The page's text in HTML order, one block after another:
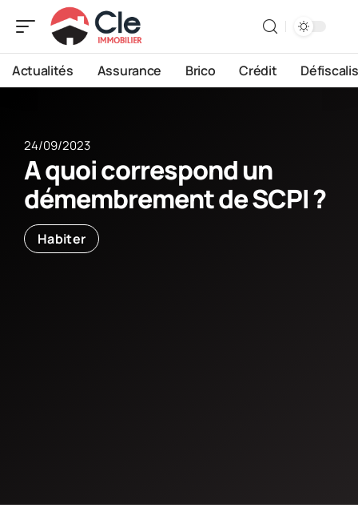
Actualités Assurance Brico Crédit
24/09/2023
A quoi correspond un
démembrement de SCPI ?
Habiter